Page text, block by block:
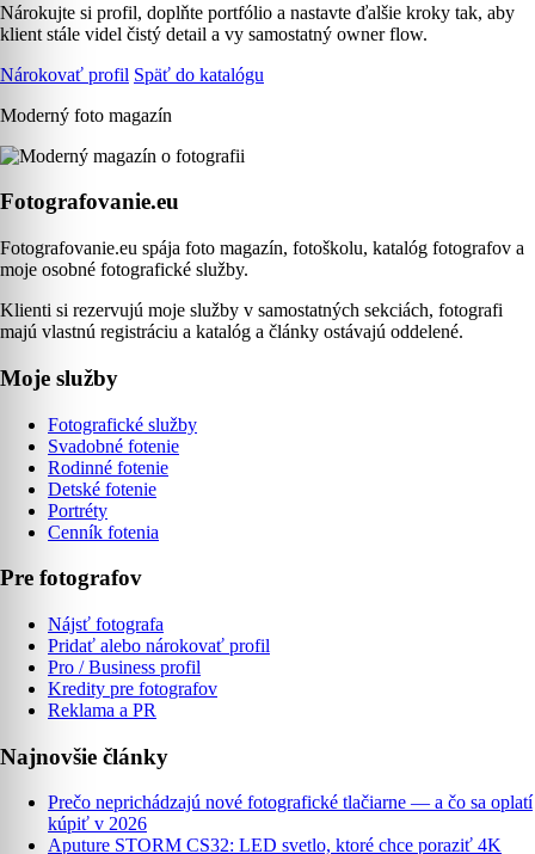
Nárokujte si profil, doplňte portfólio a nastavte ďalšie kroky tak, aby
klient stále videl čistý detail a vy samostatný owner flow.
Nárokovať profil Späť do katalógu
Moderný foto magazín
Fotografovanie.eu
Fotografovanie.eu spája foto magazín, fotoškolu, katalóg fotografov a
moje osobné fotografické služby.
Klienti si rezervujú moje služby v samostatných sekciách, fotografi
majú vlastnú registráciu a katalóg a články ostávajú oddelené.
Moje služby
Fotografické služby
Svadobné fotenie
Rodinné fotenie
Detské fotenie
Portréty
Cenník fotenia
Pre fotografov
Nájsť fotografa
Pridať alebo nárokovať profil
Pro / Business profil
Kredity pre fotografov
Reklama a PR
Najnovšie články
Prečo neprichádzajú nové fotografické tlačiarne — a čo sa oplatí
kúpiť v 2026
Aputure STORM CS32: LED svetlo, ktoré chce poraziť 4K